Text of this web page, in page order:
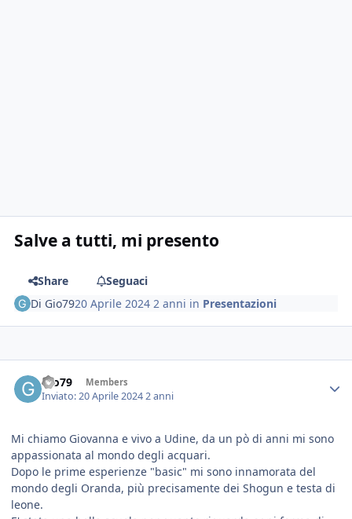
Salve a tutti, mi presento
Share
Seguaci
Di Gio7920 Aprile 2024 2 anni in Presentazioni
Gio79 Members
Inviato:20 Aprile 20242 anni
Mi chiamo Giovanna e vivo a Udine, da un pò di anni mi sono
appassionata al mondo degli acquari.
Dopo le prime esperienze "basic" mi sono innamorata del
mondo degli Oranda, più precisamente dei Shogun e testa di
leone.